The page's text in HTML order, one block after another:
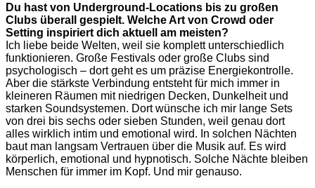
Du hast von Underground-Locations bis zu großen
Clubs überall gespielt. Welche Art von Crowd oder
Setting inspiriert dich aktuell am meisten?
Ich liebe beide Welten, weil sie komplett unterschiedlich
funktionieren. Große Festivals oder große Clubs sind
psychologisch – dort geht es um präzise Energiekontrolle.
Aber die stärkste Verbindung entsteht für mich immer in
kleineren Räumen mit niedrigen Decken, Dunkelheit und
starken Soundsystemen. Dort wünsche ich mir lange Sets
von drei bis sechs oder sieben Stunden, weil genau dort
alles wirklich intim und emotional wird. In solchen Nächten
baut man langsam Vertrauen über die Musik auf. Es wird
körperlich, emotional und hypnotisch. Solche Nächte bleiben
Menschen für immer im Kopf. Und mir genauso.